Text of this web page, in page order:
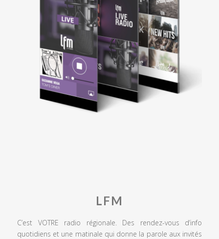
LFM
C’est VOTRE radio régionale. Des rendez-vous d’info
quotidiens et une matinale qui donne la parole aux invités